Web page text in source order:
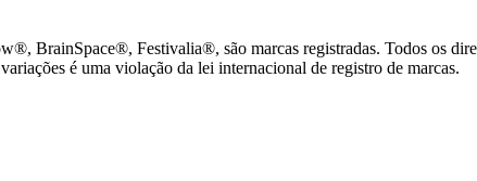
BrainSpace®, Festivalia®, são marcas registradas. Todos os
é uma violação da lei internacional de registro de marcas.